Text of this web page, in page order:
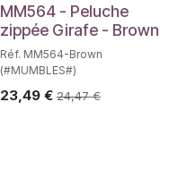
MM564 - Peluche
zippée Girafe - Brown
Réf. MM564-Brown
(#MUMBLES#)
23,49€ 24,47€